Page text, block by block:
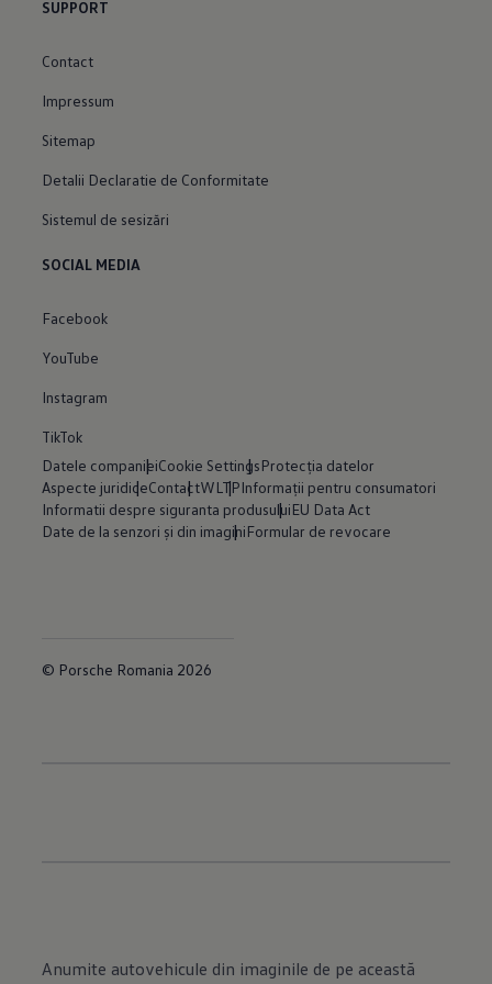
SUPPORT
Contact
Impressum
Sitemap
Detalii Declaratie de Conformitate
Sistemul de sesizări
SOCIAL MEDIA
Facebook
YouTube
Instagram
TikTok
Datele companieiCookie SettingsProtecția datelor
Aspecte juridiceContactWLTPInformații pentru consumatori
Informatii despre siguranta produsuluiEU Data Act
Date de la senzori și din imaginiFormular de revocare
© Porsche Romania 2026
Anumite autovehicule din imaginile de pe această